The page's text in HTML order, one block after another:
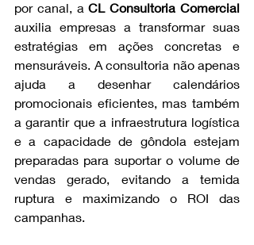
por canal, a
auxilia empresas a transformar suas
estratégias em ações concretas e
mensuráveis. A consultoria não apenas
ajuda a desenhar calendários
promocionais eficientes, mas também
a garantir que a infraestrutura logística
e a capacidade de gôndola estejam
preparadas para suportar o volume de
vendas gerado, evitando a temida
ruptura e maximizando o ROI das
campanhas.